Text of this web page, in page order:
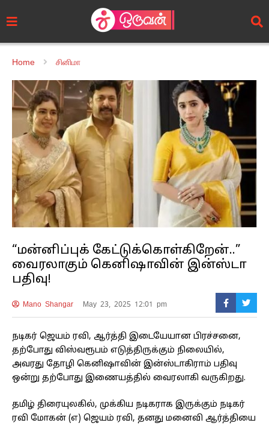
Home சினிமா
“மன்னிப்புக் கேட்டுக்கொள்கிறேன்..”
வைரலாகும் கெனிஷாவின் இன்ஸ்டா
பதிவு!
Mano Shangar May 23, 2025 12:01 pm
நடிகர் ஜெயம் ரவி, ஆர்த்தி இடையேயான பிரச்சனை,
தற்போது விஸ்வரூபம் எடுத்திருக்கும் நிலையில்,
அவரது தோழி கெனிஷாவின் இன்ஸ்டாகிராம் பதிவு
ஒன்று தற்போது இணையத்தில் வைரலாகி வருகிறது.
தமிழ் திரையுலகில், முக்கிய நடிகராக இருக்கும் நடிகர்
ரவி மோகன் (எ) ஜெயம் ரவி, தனது மனைவி ஆர்த்தியை